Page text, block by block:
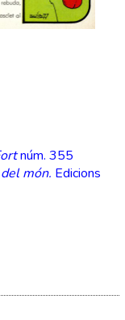
núm. 355
món. Edicions